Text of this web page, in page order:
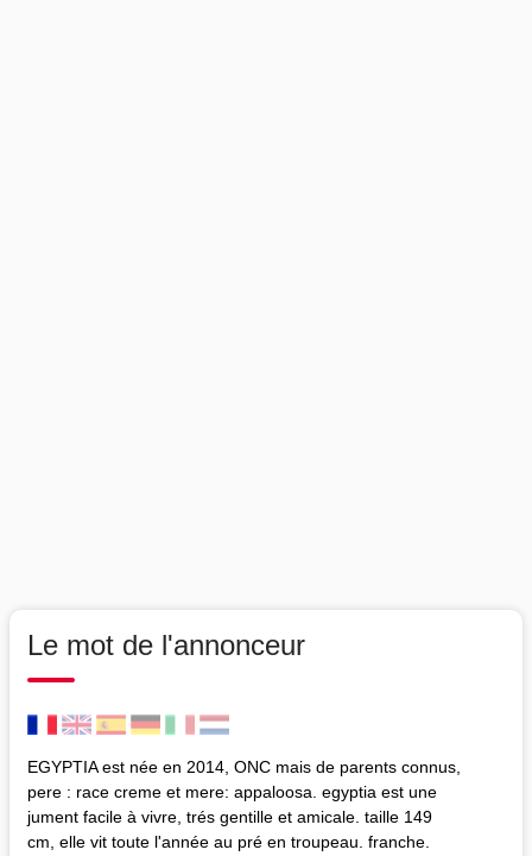
Le mot de l'annonceur
EGYPTIA est née en 2014, ONC mais de parents connus,
pere : race creme et mere: appaloosa. egyptia est une
jument facile à vivre, trés gentille et amicale. taille 149
cm, elle vit toute l'année au pré en troupeau. franche.